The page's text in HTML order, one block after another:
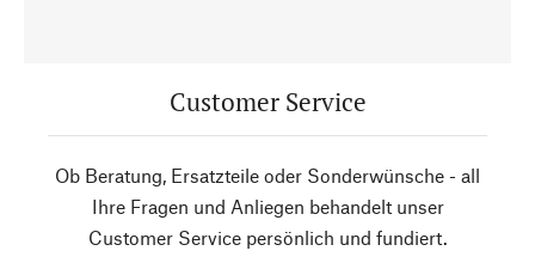
Customer Service
Ob Beratung, Ersatzteile oder Sonderwünsche - all
Ihre Fragen und Anliegen behandelt unser
Customer Service persönlich und fundiert.